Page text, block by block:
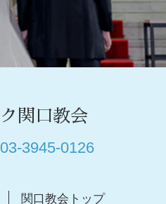
関口教会
03-3945-0126
関口教会トップ